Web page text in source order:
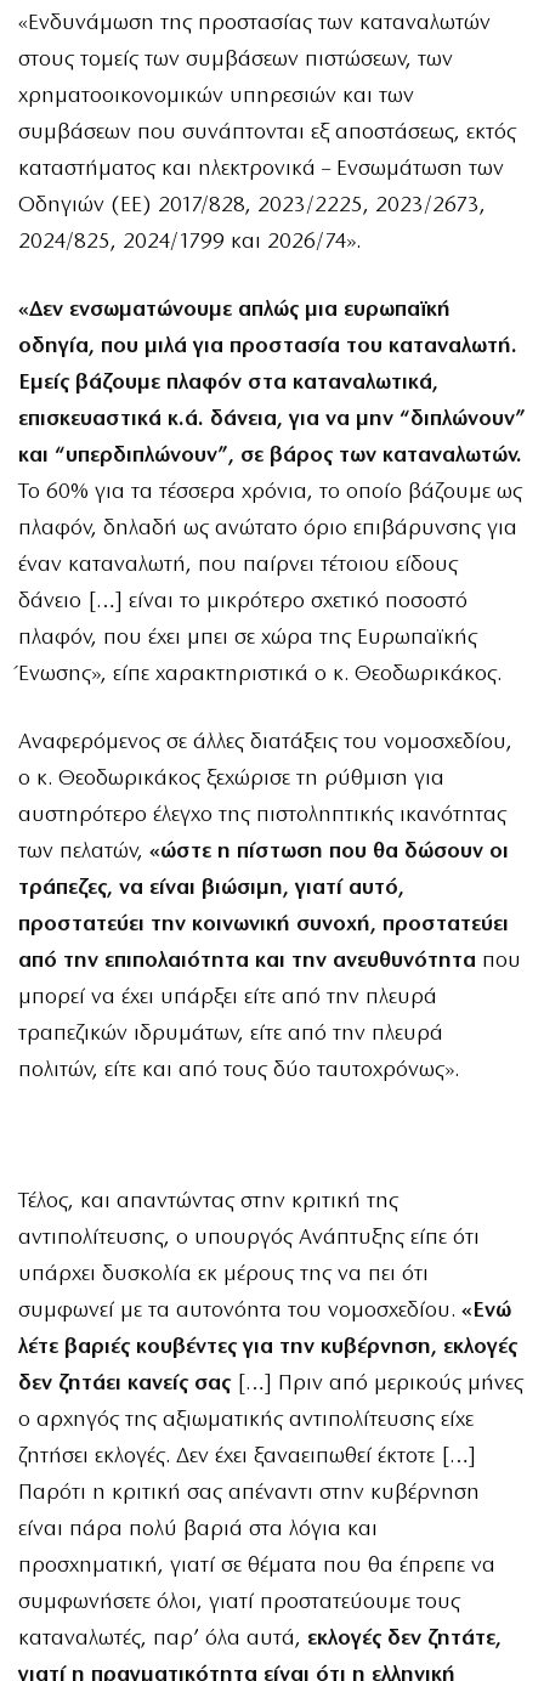
«Ενδυνάμωση της προστασίας των καταναλωτών
στους τομείς των συμβάσεων πιστώσεων, των
χρηματοοικονομικών υπηρεσιών και των
συμβάσεων που συνάπτονται εξ αποστάσεως, εκτός
καταστήματος και ηλεκτρονικά – Ενσωμάτωση των
Οδηγιών (ΕΕ) 2017/828, 2023/2225, 2023/2673,
2024/825, 2024/1799 και 2026/74».
«Δεν ενσωματώνουμε απλώς μια ευρωπαϊκή
οδηγία, που μιλά για προστασία του καταναλωτή.
Εμείς βάζουμε πλαφόν στα καταναλωτικά,
επισκευαστικά κ.ά. δάνεια, για να μην “διπλώνουν”
και “υπερδιπλώνουν”, σε βάρος των καταναλωτών.
Το 60% για τα τέσσερα χρόνια, το οποίο βάζουμε ως
πλαφόν, δηλαδή ως ανώτατο όριο επιβάρυνσης για
έναν καταναλωτή, που παίρνει τέτοιου είδους
δάνειο […] είναι το μικρότερο σχετικό ποσοστό
πλαφόν, που έχει μπει σε χώρα της Ευρωπαϊκής
Ένωσης», είπε χαρακτηριστικά ο κ. Θεοδωρικάκος.
Αναφερόμενος σε άλλες διατάξεις του νομοσχεδίου,
ο κ. Θεοδωρικάκος ξεχώρισε τη ρύθμιση για
αυστηρότερο έλεγχο της πιστοληπτικής ικανότητας
των πελατών, «ώστε η πίστωση που θα δώσουν οι
τράπεζες, να είναι βιώσιμη, γιατί αυτό,
προστατεύει την κοινωνική συνοχή, προστατεύει
από την επιπολαιότητα και την ανευθυνότητα που
μπορεί να έχει υπάρξει είτε από την πλευρά
τραπεζικών ιδρυμάτων, είτε από την πλευρά
πολιτών, είτε και από τους δύο ταυτοχρόνως».
Τέλος, και απαντώντας στην κριτική της
αντιπολίτευσης, ο υπουργός Ανάπτυξης είπε ότι
υπάρχει δυσκολία εκ μέρους της να πει ότι
συμφωνεί με τα αυτονόητα του νομοσχεδίου. «Ενώ
λέτε βαριές κουβέντες για την κυβέρνηση, εκλογές
δεν ζητάει κανείς σας
[…] Πριν από μερικούς μήνες
ο αρχηγός της αξιωματικής αντιπολίτευσης είχε
ζητήσει εκλογές. Δεν έχει ξαναειπωθεί έκτοτε […]
Παρότι η κριτική σας απέναντι στην κυβέρνηση
είναι πάρα πολύ βαριά στα λόγια και
προσχηματική, γιατί σε θέματα που θα έπρεπε να
συμφωνήσετε όλοι, γιατί προστατεύουμε τους
καταναλωτές, παρ’ όλα αυτά, εκλογές δεν ζητάτε,
γιατί η πραγματικότητα είναι ότι η ελληνική